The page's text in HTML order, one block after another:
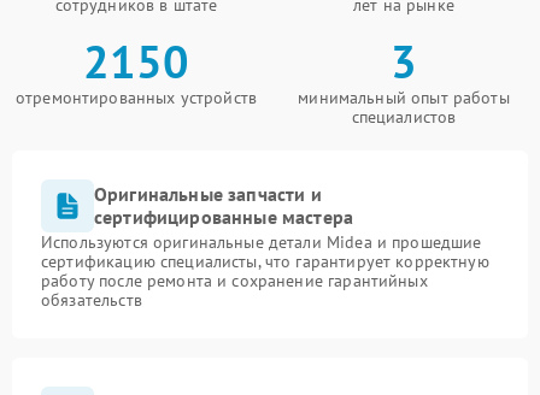
сотрудников в штате лет на рынке
2150
отремонтированных устройств
3
минимальный опыт работы
специалистов
Оригинальные запчасти и
сертифицированные мастера
Используются оригинальные детали Midea и прошедшие
сертификацию специалисты, что гарантирует корректную
работу после ремонта и сохранение гарантийных
обязательств